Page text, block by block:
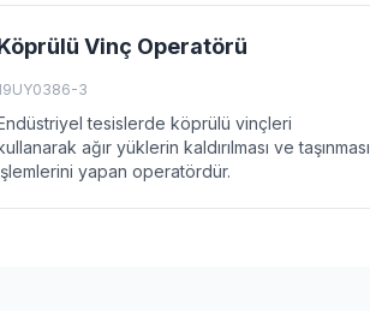
Vinç Operatörü
3
tesislerde köprülü vinçleri
ağır yüklerin kaldırılması ve taşınması
yapan operatördür.